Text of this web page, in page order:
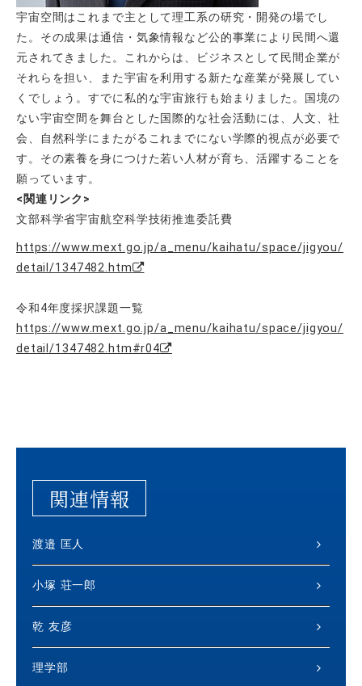
宇宙空間はこれまで主として理工系の研究・開発の場でし
た。その成果は通信・気象情報など公的事業により民間へ還
元されてきました。これからは、ビジネスとして民間企業が
それらを担い、また宇宙を利用する新たな産業が発展してい
くでしょう。すでに私的な宇宙旅行も始まりました。国境の
ない宇宙空間を舞台とした国際的な社会活動には、人文、社
会、自然科学にまたがるこれまでにない学際的視点が必要で
す。その素養を身につけた若い人材が育ち、活躍することを
願っています。
<関連リンク>
文部科学省宇宙航空科学技術推進委託費
https://www.mext.go.jp/a_menu/kaihatu/space/jigyou/
detail/1347482.htm
令和4年度採択課題一覧
https://www.mext.go.jp/a_menu/kaihatu/space/jigyou/
detail/1347482.htm#r04
関連情報
渡邉 匡人
小塚 荘一郎
乾 友彦
理学部